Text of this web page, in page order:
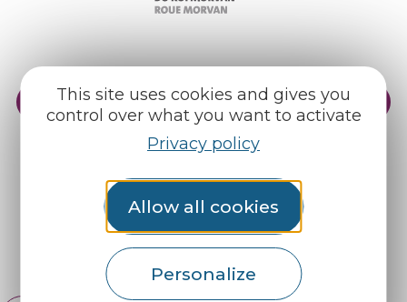
This site uses cookies and gives you
control over what you want to activate
Privacy policy
Allow all cookies
Personalize
Practical info
Our reception areas
Our brochures
Weather
Find us on :
Espace pro Partners